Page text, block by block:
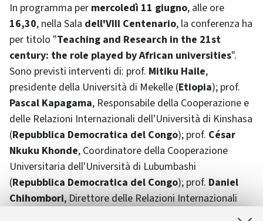
In programma per mercoledì 11 giugno, alle ore
16,30, nella Sala dell'VIII Centenario, la conferenza ha
per titolo "Teaching and Research in the 21st
century: the role played by African universities".
Sono previsti interventi di: prof. Mitiku Haile,
presidente della Università di Mekelle (Etiopia); prof.
Pascal Kapagama, Responsabile della Cooperazione e
delle Relazioni Internazionali dell'Università di Kinshasa
(Repubblica Democratica del Congo); prof. César
Nkuku Khonde, Coordinatore della Cooperazione
Universitaria dell'Università di Lubumbashi
(Repubblica Democratica del Congo); prof. Daniel
Chihombori, Direttore delle Relazioni Internazionali